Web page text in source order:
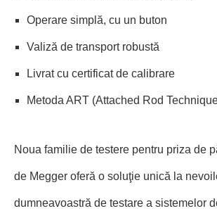
Operare simplă, cu un buton
Valiză de transport robustă
Livrat cu certificat de calibrare
Metoda ART (Attached Rod
Noua familie de testere pentru priza de
de Megger oferă o soluţie unică la
dumneavoastră de testare a sistemelor